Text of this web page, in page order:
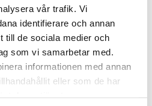
vår trafik. Vi
identifierare och annan
till de sociala medier och
som vi samarbetar med.
informationen med annan
eller som de har
handler for 1.900,-
dag ved bestilling
Bredde cm